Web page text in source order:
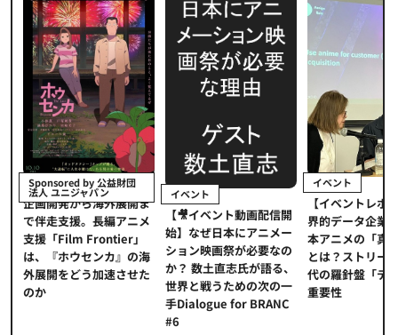
Sponsored by 公益財団
法人 ユニジャパン
企画開発から海外展開ま
で伴走支援。長編アニメ
支援「Film Frontier」
は、『ホウセンカ』の海
外展開をどう加速させた
のか
イベント
【🎥イベント動画配信開
始】なぜ日本にアニメー
ション映画祭が必要なの
か？ 数土直志氏が語る、
世界と戦うための次の一
手Dialogue for BRANC
#6
イベント
【イベントレポ
界的データ企業
本アニメの「真
とは？ストリー
代の羅針盤「デ
重要性